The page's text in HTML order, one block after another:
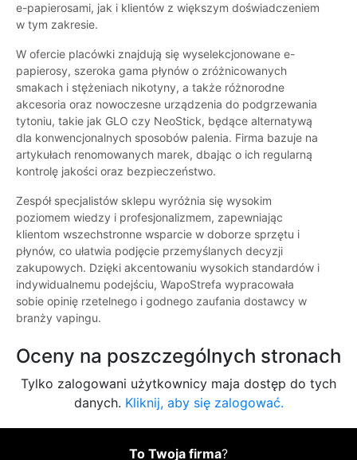
e-papierosami, jak i klientów z większym doświadczeniem
w tym zakresie.
W ofercie placówki znajdują się wyselekcjonowane e-
papierosy, szeroka gama płynów o zróżnicowanych
smakach i stężeniach nikotyny, a także różnorodne
akcesoria oraz nowoczesne urządzenia do podgrzewania
tytoniu, takie jak GLO czy NeoStick, będące alternatywą
dla konwencjonalnych sposobów palenia. Firma bazuje na
artykułach renomowanych marek, dbając o ich regularną
kontrolę jakości oraz bezpieczeństwo.
Zespół specjalistów sklepu wyróżnia się wysokim
poziomem wiedzy i profesjonalizmem, zapewniając
klientom wszechstronne wsparcie w doborze sprzętu i
płynów, co ułatwia podjęcie przemyślanych decyzji
zakupowych. Dzięki akcentowaniu wysokich standardów i
indywidualnemu podejściu, WapoStrefa wypracowała
sobie opinię rzetelnego i godnego zaufania dostawcy w
branży vapingu.
Oceny na poszczególnych stronach
Tylko zalogowani użytkownicy maja dostęp do tych
danych. Kliknij, aby się zalogować.
To Twoja firma?